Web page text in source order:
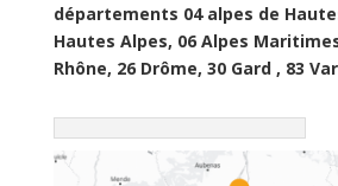
départements 04 alpes de
Hautes Alpes, 06 Alpes
Rhône, 26 Drôme, 30 Gard , 83